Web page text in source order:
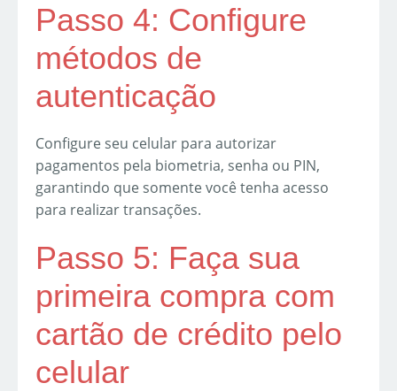
Passo 4: Configure
métodos de
autenticação
Configure seu celular para autorizar
pagamentos pela biometria, senha ou PIN,
garantindo que somente você tenha acesso
para realizar transações.
Passo 5: Faça sua
primeira compra com
cartão de crédito pelo
celular